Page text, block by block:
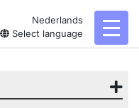
Nederlands
Select language